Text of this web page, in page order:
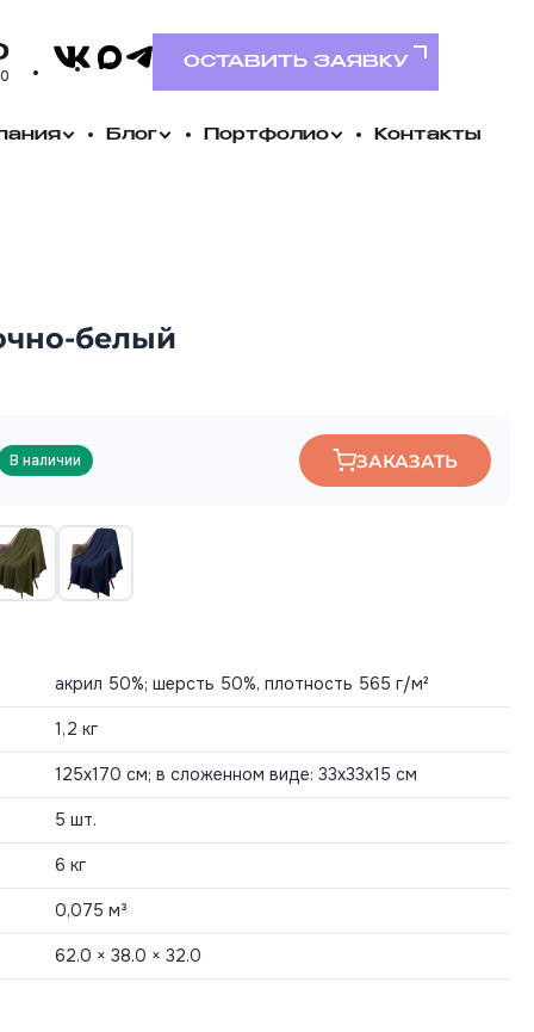
VK MAXTelegramОСТАВИТЬ ЗАЯВКУ
Блог Портфолио Контакты
белый
В наличии ЗАКАЗАТЬ
акрил 50%; шерсть 50%, плотность 565 г/м²
1,2 кг
125х170 см; в сложенном виде: 33х33х15 см
5 шт.
6 кг
0,075 м³
62.0 × 38.0 × 32.0